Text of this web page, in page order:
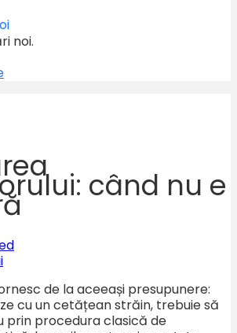
noi.
când nu e
de la aceeași presupunere:
cu un cetățean străin, trebuie să
prin procedura clasică de